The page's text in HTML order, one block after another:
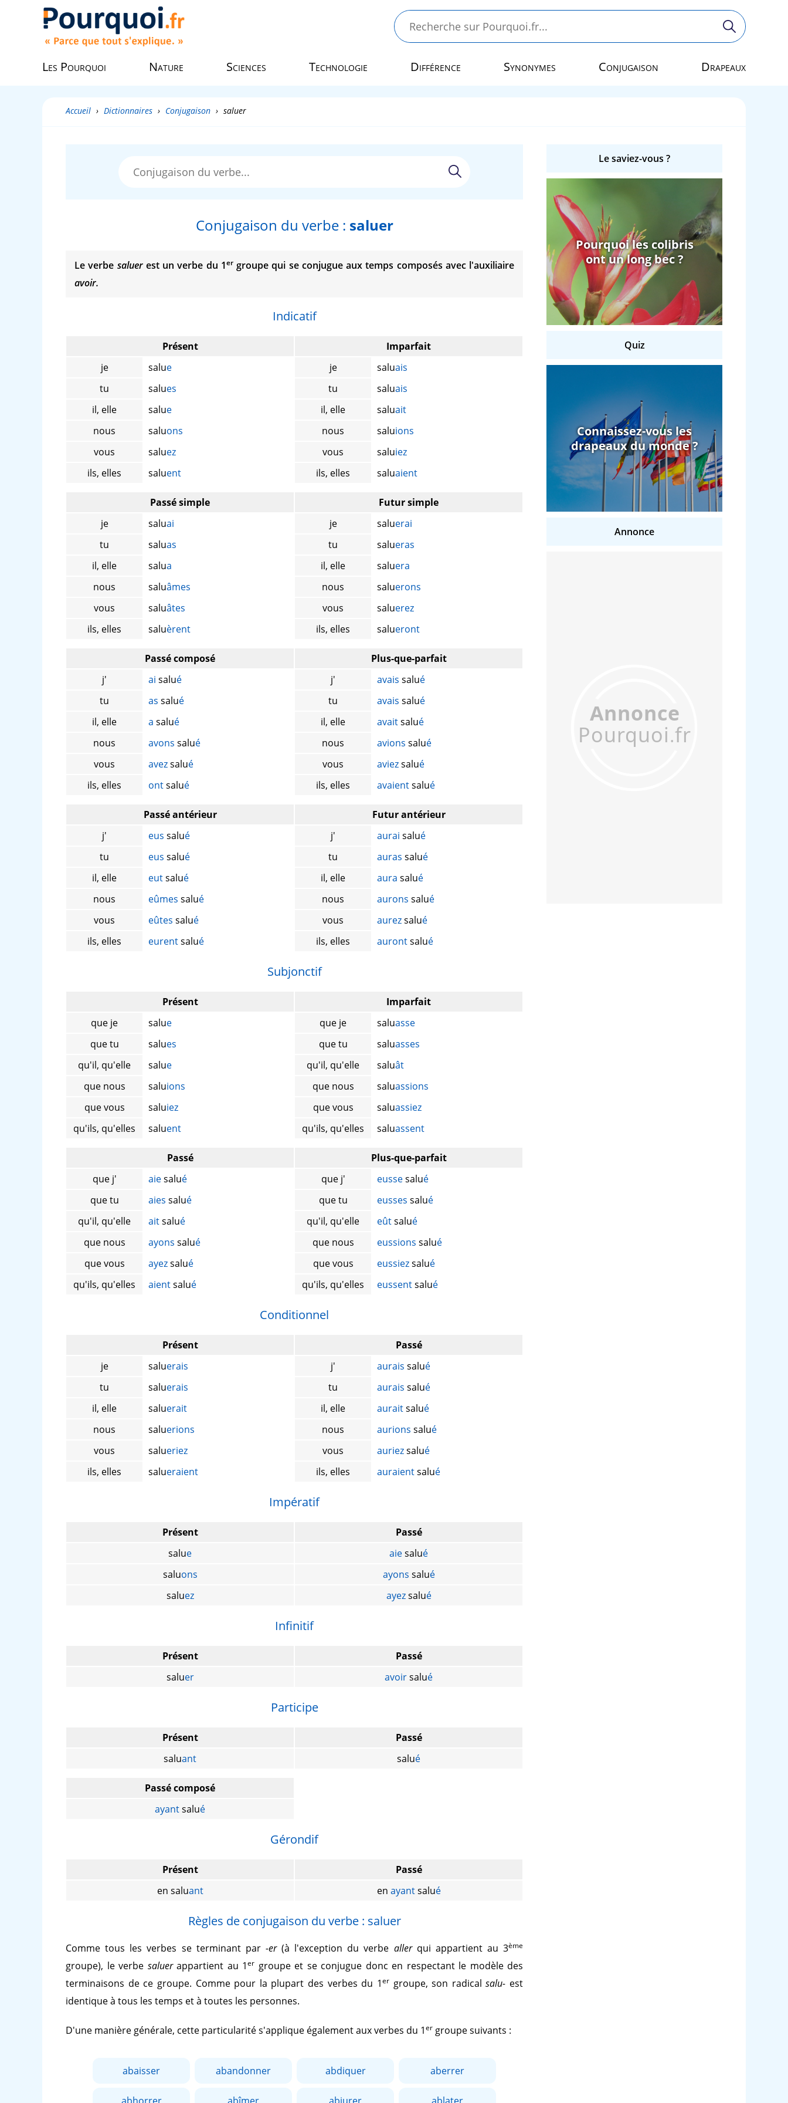
Les Pourquoi Nature Sciences Technologie Différence Synonymes Conjugaison Drapeaux
Accueil › Dictionnaires › Conjugaison › saluer
Conjugaison du verbe : saluer
Le verbe saluerest un verbe du 1ergroupe qui se conjugue aux temps composés avec l'auxiliaire
avoir.
Indicatif
Présent
je
salue
tu
salues
il, elle
salue
nous
saluons
vous
saluez
ils, elles
saluent
Imparfait
je
saluais
tu
saluais
il, elle
saluait
nous
saluions
vous
saluiez
ils, elles
saluaient
Passé simple
je
saluai
tu
saluas
il, elle
salua
nous
saluâmes
vous
saluâtes
ils, elles
saluèrent
Futur simple
je
saluerai
tu
salueras
il, elle
saluera
nous
saluerons
vous
saluerez
ils, elles
salueront
Passé composé
j'
ai salué
tu
as salué
il, elle
a salué
nous
avons salué
vous
avezsalué
ils, elles
ontsalué
Plus-que-parfait
j'
avais salué
tu
avais salué
il, elle
avaitsalué
nous
avions salué
vous
aviezsalué
ils, elles
avaientsalué
Passé antérieur
j'
eus salué
tu
eus salué
il, elle
eutsalué
nous
eûmes salué
vous
eûtes salué
ils, elles
eurentsalué
Futur antérieur
j'
aurai salué
tu
auras salué
il, elle
aura salué
nous
aurons salué
vous
aurezsalué
ils, elles
aurontsalué
Subjonctif
Présent
que je
salue
que tu
salues
qu'il, qu'elle
salue
que nous
saluions
que vous
saluiez
qu'ils, qu'elles
saluent
Imparfait
que je
saluasse
que tu
saluasses
qu'il, qu'elle
saluât
que nous
saluassions
que vous
saluassiez
qu'ils, qu'elles
saluassent
Passé
que j'
aiesalué
que tu
aies salué
qu'il, qu'elle
aitsalué
que nous
ayons salué
que vous
ayezsalué
qu'ils, qu'elles
aientsalué
Plus-que-parfait
que j'
eussesalué
que tu
eusses salué
qu'il, qu'elle
eûtsalué
que nous
eussions salué
que vous
eussiezsalué
qu'ils, qu'elles
eussentsalué
Conditionnel
Présent
je
saluerais
tu
saluerais
il, elle
saluerait
nous
saluerions
vous
salueriez
ils, elles
salueraient
Passé
j'
aurais salué
tu
aurais salué
il, elle
auraitsalué
nous
aurions salué
vous
auriezsalué
ils, elles
auraientsalué
Impératif
Présent
salue
saluons
saluez
Passé
aiesalué
ayons salué
ayezsalué
Infinitif
Présent
saluer
Passé
avoirsalué
Participe
Présent
saluant
Passé
salué
Passé composé
ayantsalué
Gérondif
Présent
en saluant
Passé
en ayantsalué
Règles de conjugaison du verbe : saluer
Comme tous les verbes se terminant par -er(à l'exception du verbe allerqui appartient au 3ème
groupe), le verbe saluerappartient au 1er groupe et se conjugue donc en respectant le modèle des
terminaisons de ce groupe. Comme pour la plupart des verbes du 1ergroupe, son radicalsalu- est
identique à tous les temps et à toutes les personnes.
D'une manière générale, cette particularité s'applique également aux verbes du 1er groupe suivants :
abaisser abandonner abdiquer aberrer
Le saviez-vous ?
Pourquoi les colibris
ont un long bec ?
Quiz
Connaissez-vous les
drapeaux du monde ?
Annonce